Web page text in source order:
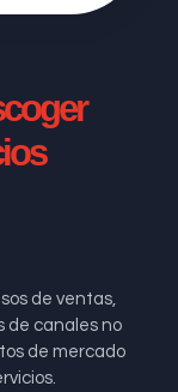
de ventas,
de canales no
de mercado